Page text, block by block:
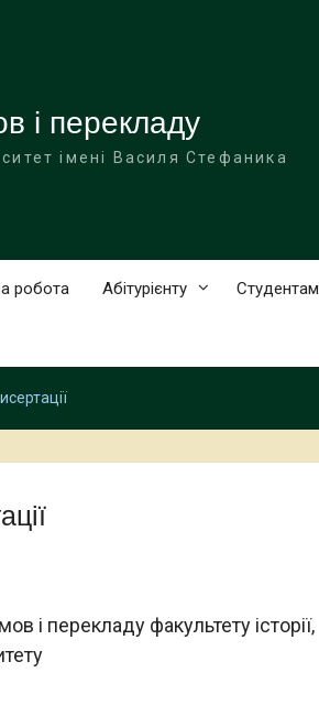
і перекладу
імені Василя Стефаника
робота Абітурієнту Студентам
і перекладу факультету історії,